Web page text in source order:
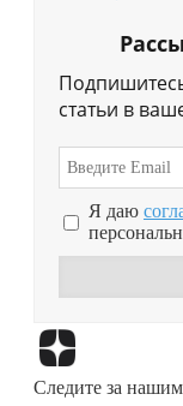
статьи в
Я даю
Следите за